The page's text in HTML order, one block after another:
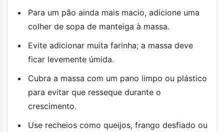
Para um pão ainda mais macio, adicione uma
colher de sopa de manteiga à massa.
Evite adicionar muita farinha; a massa deve
ficar levemente úmida.
Cubra a massa com um pano limpo ou plástico
para evitar que resseque durante o
crescimento.
Use recheios como queijos, frango desfiado ou